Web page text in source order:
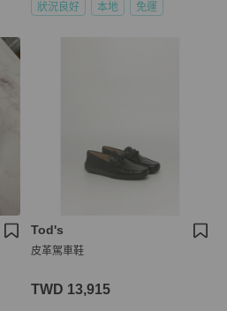
狀況良好 本地 免運
Tod's
皮革駕車鞋
TWD 13,915